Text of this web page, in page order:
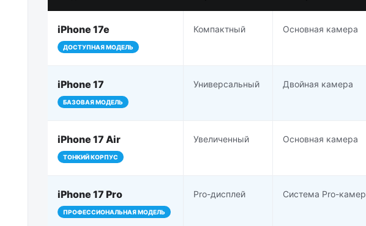
iPhone 17e
ДОСТУПНАЯ МОДЕЛЬ
Компактный Основная камера
iPhone 17
БАЗОВАЯ МОДЕЛЬ
Универсальный Двойная камера
iPhone 17 Air
ТОНКИЙ КОРПУС
Увеличенный Основная камера
iPhone 17 Pro
ПРОФЕССИОНАЛЬНАЯ МОДЕЛЬ
Pro-дисплей Система Pro-камер